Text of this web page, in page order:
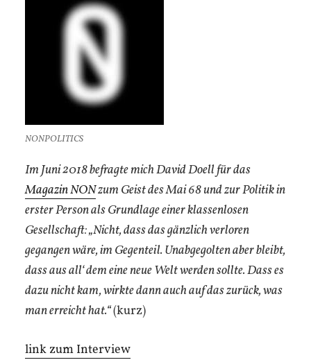
NONPOLITICS
Im Juni 2018 befragte mich David Doell für das
Magazin NONzum Geist des Mai 68 und zur Politik in
erster Person als Grundlage einer klassenlosen
Gesellschaft: „Nicht, dass das gänzlich verloren
gegangen wäre, im Gegenteil. Unabgegolten aber bleibt,
dass aus all‘ dem eine neue Welt werden sollte. Dass es
dazu nicht kam, wirkte dann auch auf das zurück, was
man erreicht hat.“(kurz)
link zum Interview